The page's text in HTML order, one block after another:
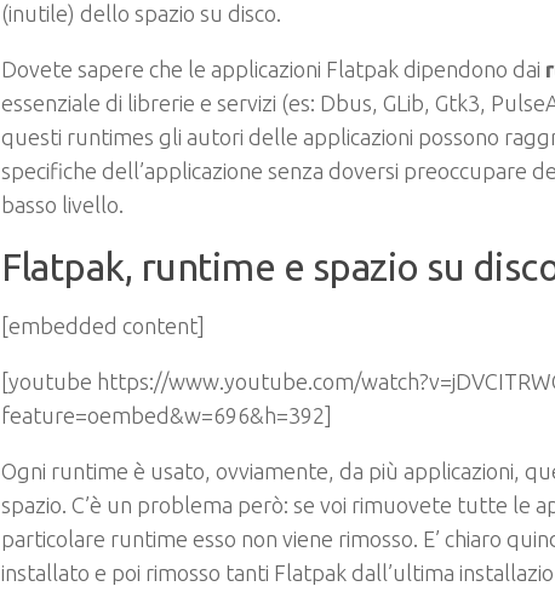
(inutile) dello spazio su disco.
Dovete sapere che le applicazioni Flatpak dipendono dai
essenziale di librerie e servizi (es: Dbus, GLib, Gtk3,
questi runtimes gli autori delle applicazioni possono
specifiche dell’applicazione senza doversi preoccupare
basso livello.
Flatpak, runtime e spazio su
[embedded content]
[youtube https://www.youtube.com/
feature=oembed&w=696&h=392]
Ogni runtime è usato, ovviamente, da più applicazioni,
spazio. C’è un problema però: se voi rimuovete tutte le
particolare runtime esso non viene rimosso. E’ chiaro
installato e poi rimosso tanti Flatpak dall’ultima